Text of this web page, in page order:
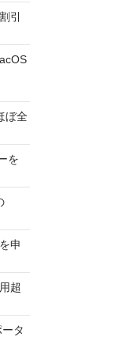
引
ぼ全
を
申
超
タ